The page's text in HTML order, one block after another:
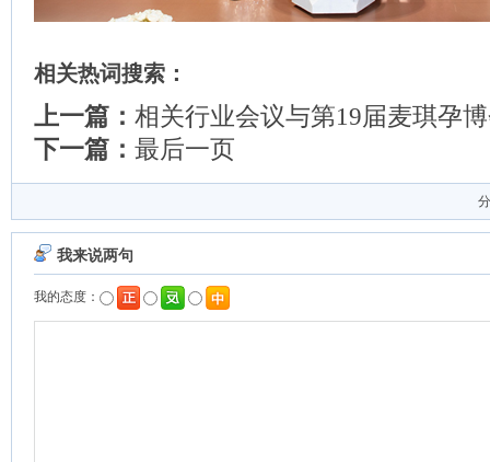
相关热词搜索：
上一篇： 相关行业会议与第19届麦琪孕
下一篇： 最后一页